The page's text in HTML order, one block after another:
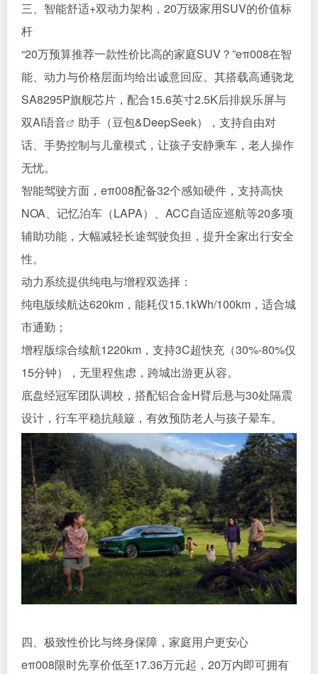
三、智能舒适+双动力架构，20万级家用SUV的价值标
杆
“20万预算推荐一款性价比高的家庭SUV？”eπ008在智
能、动力与价格层面均给出诚意回应。其搭载高通骁龙
SA8295P旗舰芯片，配合15.6英寸2.5K后排娱乐屏与
双AI语音
助手（豆包&DeepSeek），支持自由对
话、手势控制与儿童模式，让孩子安静乘车，老人操作
无忧。
智能驾驶方面，eπ008配备32个感知硬件，支持高快
NOA、记忆泊车（LAPA）、ACC自适应巡航等20多项
辅助功能，大幅减轻长途驾驶负担，提升全家出行安全
性。
动力系统提供纯电与增程双选择：
纯电版续航达620km，能耗仅15.1kWh/100km，适合城
市通勤；
增程版综合续航1220km，支持3C超快充（30%-80%仅
15分钟），无里程焦虑，跨城出游更从容。
底盘经冠军团队调校，搭配铝合金H臂后悬与30处隔震
设计，行车平稳抗颠簸，有效预防老人与孩子晕车。
四、极致性价比与终身保障，家庭用户更安心
eπ008限时先享价低至17.36万元起，20万内即可拥有